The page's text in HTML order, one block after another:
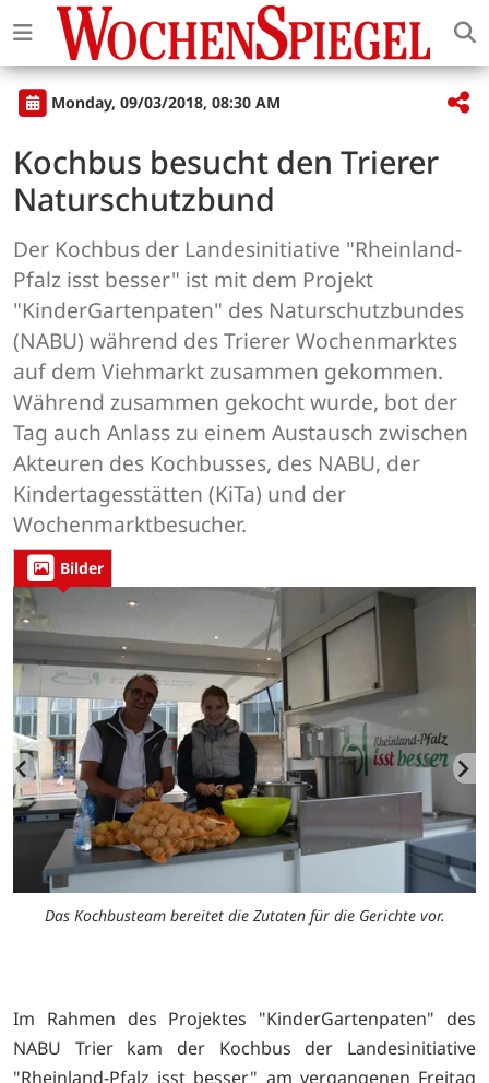
Monday, 09/03/2018, 08:30 AM
Kochbus besucht den Trierer
Naturschutzbund
Der Kochbus der Landesinitiative "Rheinland-
Pfalz isst besser" ist mit dem Projekt
"KinderGartenpaten" des Naturschutzbundes
(NABU) während des Trierer Wochenmarktes
auf dem Viehmarkt zusammen gekommen.
Während zusammen gekocht wurde, bot der
Tag auch Anlass zu einem Austausch zwischen
Akteuren des Kochbusses, des NABU, der
Kindertagesstätten (KiTa) und der
Wochenmarktbesucher.
Bilder
Das Kochbusteam bereitet die Zutaten für die Gerichte vor.
Im Rahmen des Projektes "KinderGartenpaten" des
NABU Trier kam der Kochbus der Landesinitiative
"Rheinland-Pfalz isst besser" am vergangenen Freitag